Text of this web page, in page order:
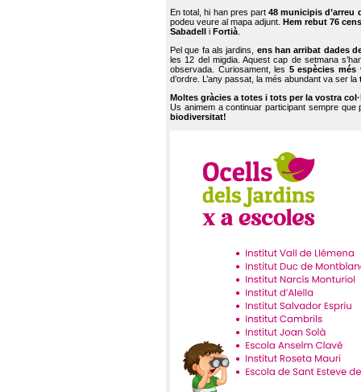
En total, hi han pres part48 municipis d’arreu
podeu veure al mapa adjunt. Hem rebut 76
Sabadell
i Fortià.
Pel que fa als jardins, ens han arribat dades
les 12 del migdia. Aquest cap de setmana
observada. Curiosament, les 5 espècies més
d’ordre. L’any passat, la més abundant va ser la
Moltes gràcies a totes i tots per la vostra
Us animem a continuar participant sempre que
biodiversitat!